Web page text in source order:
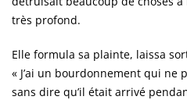
très profond.
Elle formula sa plainte, laissa
« J’ai un bourdonnement qui ne
sans dire qu’il était arrivé